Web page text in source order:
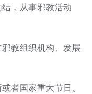
结，从事邪教活动
教组织机构、发展
者国家重大节日、